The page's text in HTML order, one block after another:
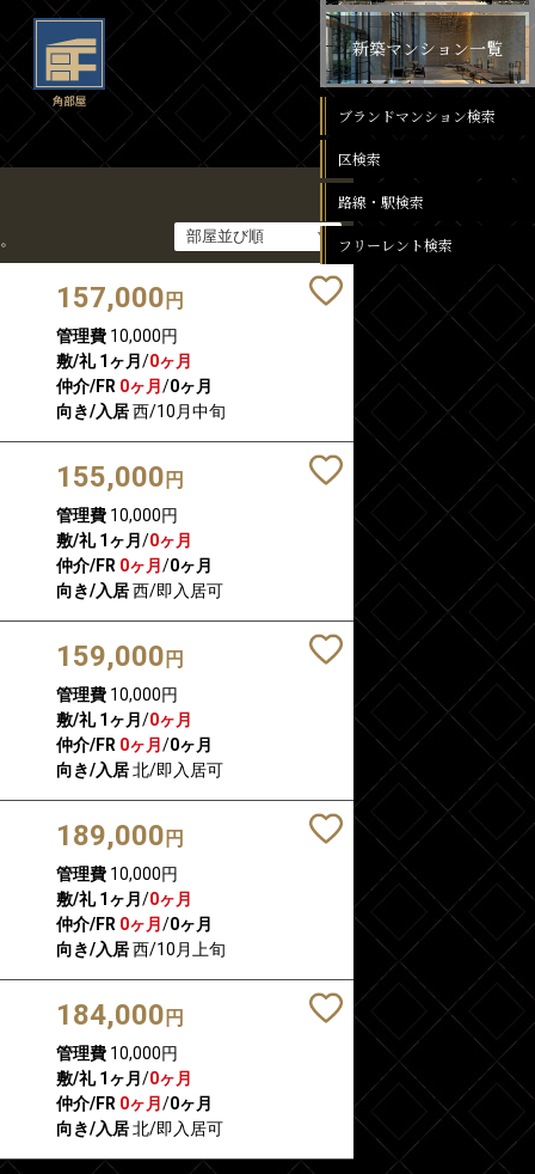
157,000 円
管理費10,000円
敷/礼 1ヶ月/0ヶ月
仲介/FR 0ヶ月/0ヶ月
向き/入居西/10月中旬
155,000 円
管理費10,000円
敷/礼 1ヶ月/0ヶ月
仲介/FR 0ヶ月/0ヶ月
向き/入居西/即入居可
159,000 円
管理費10,000円
敷/礼 1ヶ月/0ヶ月
仲介/FR 0ヶ月/0ヶ月
向き/入居北/即入居可
189,000 円
管理費10,000円
敷/礼 1ヶ月/0ヶ月
仲介/FR 0ヶ月/0ヶ月
向き/入居西/10月上旬
184,000 円
管理費10,000円
敷/礼 1ヶ月/0ヶ月
仲介/FR 0ヶ月/0ヶ月
向き/入居北/即入居可
新築マンション一覧
ブランドマンション検索
区検索
路線・駅検索
フリーレント検索